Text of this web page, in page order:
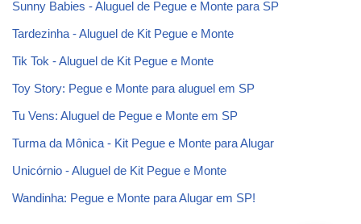
Sunny Babies - Aluguel de Pegue e Monte para SP
Tardezinha - Aluguel de Kit Pegue e Monte
Tik Tok - Aluguel de Kit Pegue e Monte
Toy Story: Pegue e Monte para aluguel em SP
Tu Vens: Aluguel de Pegue e Monte em SP
Turma da Mônica - Kit Pegue e Monte para Alugar
Unicórnio - Aluguel de Kit Pegue e Monte
Wandinha: Pegue e Monte para Alugar em SP!